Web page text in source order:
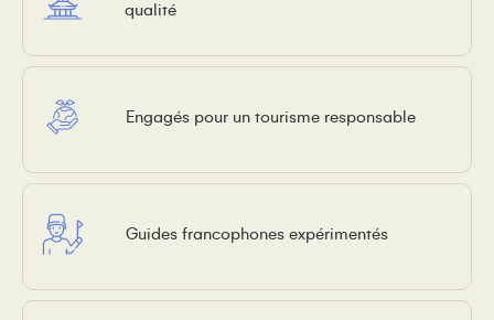
qualité
Engagés pour un tourisme responsable
Guides francophones expérimentés